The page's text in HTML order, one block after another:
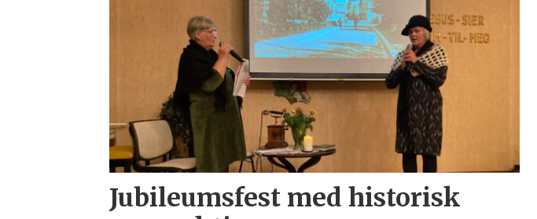
Jubileumsfest med historisk